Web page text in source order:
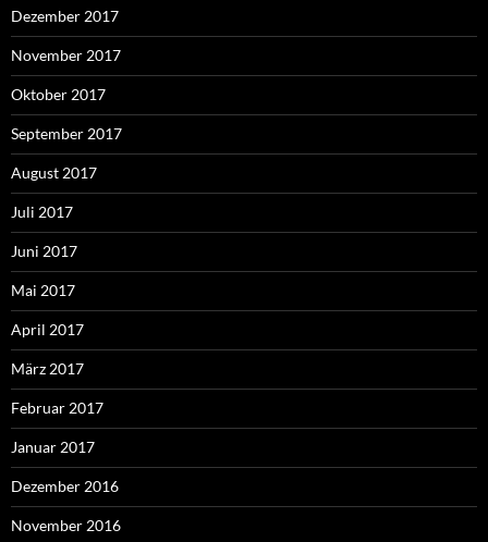
Dezember 2017
November 2017
Oktober 2017
September 2017
August 2017
Juli 2017
Juni 2017
Mai 2017
April 2017
März 2017
Februar 2017
Januar 2017
Dezember 2016
November 2016